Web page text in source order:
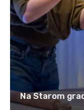
Na Starom